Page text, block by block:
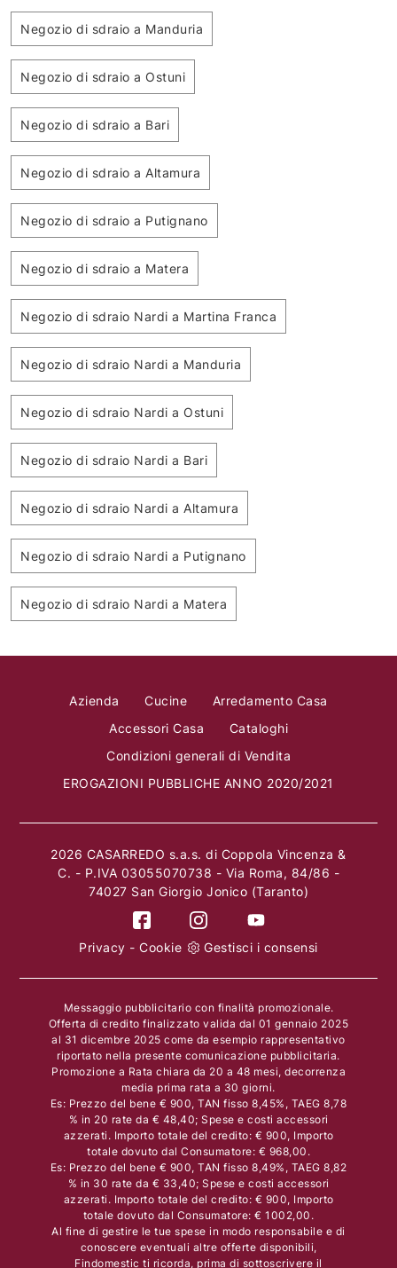
Negozio di sdraio a Manduria
Negozio di sdraio a Ostuni
Negozio di sdraio a Bari
Negozio di sdraio a Altamura
Negozio di sdraio a Putignano
Negozio di sdraio a Matera
Negozio di sdraio Nardi a Martina Franca
Negozio di sdraio Nardi a Manduria
Negozio di sdraio Nardi a Ostuni
Negozio di sdraio Nardi a Bari
Negozio di sdraio Nardi a Altamura
Negozio di sdraio Nardi a Putignano
Negozio di sdraio Nardi a Matera
Azienda Cucine
Arredamento Casa
Accessori Casa
Cataloghi
Condizioni generali di Vendita
EROGAZIONI PUBBLICHE ANNO 2020/2021
2026 CASARREDO s.a.s. di Coppola Vincenza &
C. - P.IVA 03055070738 - Via Roma, 84/86 -
74027 San Giorgio Jonico (Taranto)
Privacy -Cookie Gestisci i consensi
Messaggio pubblicitario con finalità promozionale.
Offerta di credito finalizzato valida dal 01 gennaio 2025
al 31 dicembre 2025 come da esempio rappresentativo
riportato nella presente comunicazione pubblicitaria.
Promozione a Rata chiara da 20 a 48 mesi, decorrenza
media prima rata a 30 giorni.
Es: Prezzo del bene € 900, TAN fisso 8,45%, TAEG 8,78
% in 20 rate da € 48,40; Spese e costi accessori
azzerati. Importo totale del credito: € 900, Importo
totale dovuto dal Consumatore: € 968,00.
Es: Prezzo del bene € 900, TAN fisso 8,49%, TAEG 8,82
% in 30 rate da € 33,40; Spese e costi accessori
azzerati. Importo totale del credito: € 900, Importo
totale dovuto dal Consumatore: € 1002,00.
Al fine di gestire le tue spese in modo responsabile e di
conoscere eventuali altre offerte disponibili,
Findomestic ti ricorda, prima di sottoscrivere il